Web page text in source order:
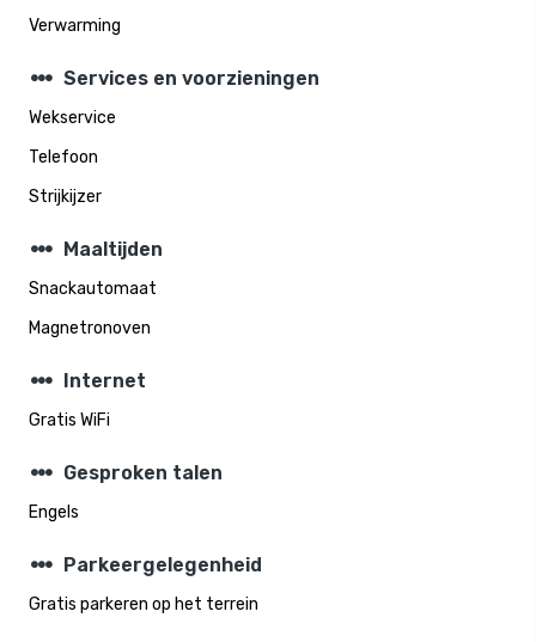
Verwarming
steppers Services en voorzieningen
Wekservice
Telefoon
Strijkijzer
steppers Maaltijden
Snackautomaat
Magnetronoven
steppers Internet
Gratis WiFi
steppers Gesproken talen
Engels
steppers Parkeergelegenheid
Gratis parkeren op het terrein